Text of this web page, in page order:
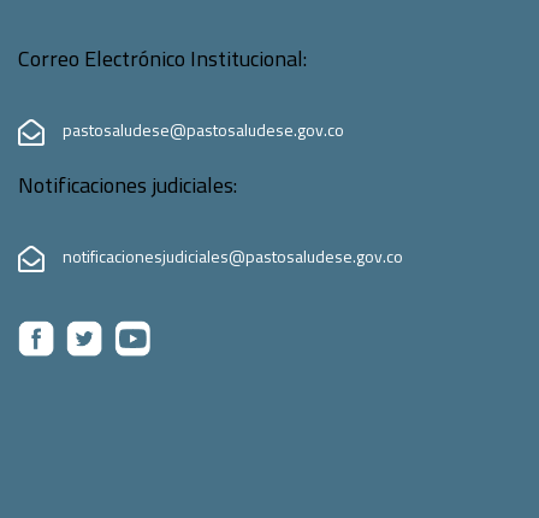
Correo Electrónico Institucional:
pastosaludese@pastosaludese.gov.co
Notificaciones judiciales:
notificacionesjudiciales@pastosaludese.gov.co